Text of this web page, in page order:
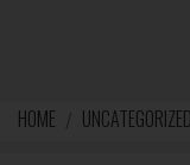
HOME UNCATEGORIZED